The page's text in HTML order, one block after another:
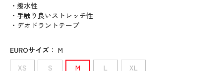
・撥水性
・手触り良いストレッチ性
・デオドラントテープ
EUROサイズ ： M
XS
S M L XL